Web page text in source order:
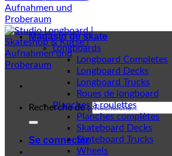
Recherche de :
Se connecter
Magasin de skate
Longboards
Longboard Completes
Longboard Decks
Longboard Trucks
Roues de longboard
Planches à roulettes
Planches complètes
Skateboard Decks
Skateboard Trucks
Wheels